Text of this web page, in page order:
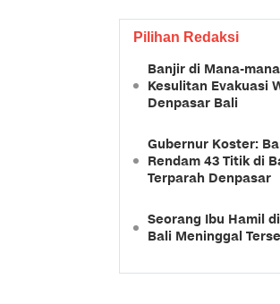
Pilihan Redaksi
Banjir di Mana-
Kesulitan Evakuasi
Denpasar Bali
Gubernur Koster:
Rendam 43 Titik di
Terparah Denpasar
Seorang Ibu Hamil
Bali Meninggal